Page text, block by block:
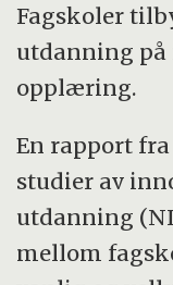
Fagskoler
utdanning på
opplæring.
En rapport
studier av
utdanning
mellom